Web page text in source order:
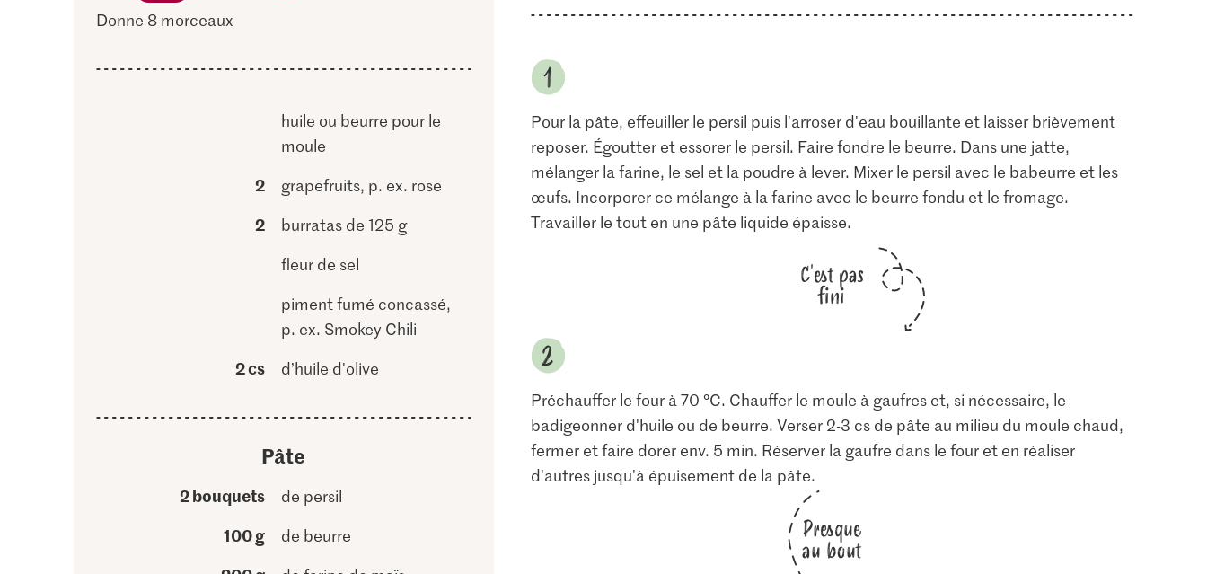
Donne 8 morceaux
huile ou beurre pour le
moule
2 grapefruits, p. ex. rose
2
burratas de 125 g
fleur de sel
piment fumé concassé,
p. ex. Smokey Chili
2 cs d’huile d'olive
Pâte
2 bouquets de persil
100 g de beurre
Pour la pâte, effeuiller le persil puis l'arroser d'eau bouillante et laisser brièvement
reposer. Égoutter et essorer le persil. Faire fondre le beurre. Dans une jatte,
mélanger la farine, le sel et la poudre à lever. Mixer le persil avec le babeurre et les
œufs. Incorporer ce mélange à la farine avec le beurre fondu et le fromage.
Travailler le tout en une pâte liquide épaisse.
C'est pas
fini
Préchauffer le four à 70 °C. Chauffer le moule à gaufres et, si nécessaire, le
badigeonner d'huile ou de beurre. Verser 2-3 cs de pâte au milieu du moule chaud,
fermer et faire dorer env. 5 min. Réserver la gaufre dans le four et en réaliser
d'autres jusqu'à épuisement de la pâte.
Presque
au bout